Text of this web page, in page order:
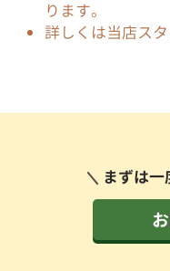
ります。
詳しくは当店ス
まずは一